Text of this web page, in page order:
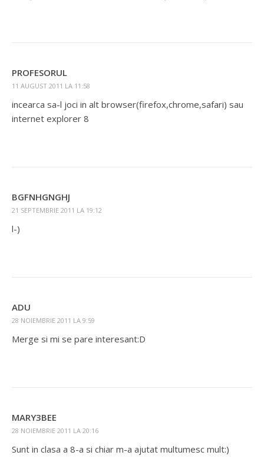
PROFESORUL
11 AUGUST 2011 LA 11:58
incearca sa-l joci in alt browser(firefox,chrome,safari) sau
internet explorer 8
BGFNHGNGHJ
21 SEPTEMBRIE 2011 LA 19:12
l-)
ADU
28 NOIEMBRIE 2011 LA 9:59
Merge si mi se pare interesant:D
MARY3BEE
28 NOIEMBRIE 2011 LA 20:16
Sunt in clasa a 8-a si chiar m-a ajutat multumesc mult:)